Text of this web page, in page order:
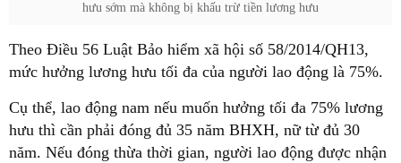
hưu sớm mà không bị khấu trừ tiền lương hưu
Theo Điều 56 Luật Bảo hiểm xã hội số 58/2014/QH13,
mức hưởng lương hưu tối đa của người lao động là 75%.
Cụ thể, lao động nam nếu muốn hưởng tối đa 75% lương
hưu thì cần phải đóng đủ 35 năm BHXH, nữ từ đủ 30
năm. Nếu đóng thừa thời gian, người lao động được nhận